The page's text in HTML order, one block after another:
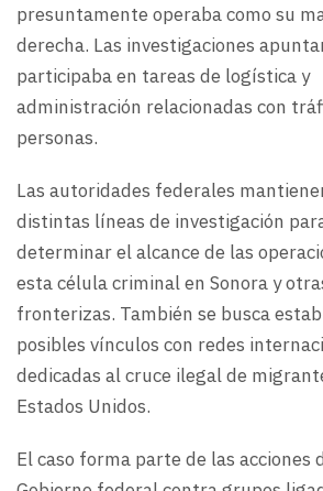
presuntamente operaba como su
derecha. Las investigaciones
participaba en tareas de logística y
administración relacionadas con
personas.
Las autoridades federales
distintas líneas de investigación
determinar el alcance de las
esta célula criminal en Sonora y
fronterizas. También se busca
posibles vínculos con redes
dedicadas al cruce ilegal de
Estados Unidos.
El caso forma parte de las acciones